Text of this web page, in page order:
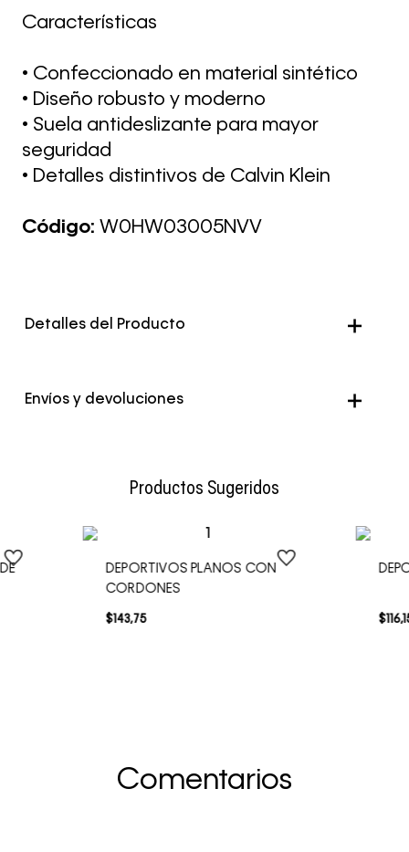
Características
• Confeccionado en material sintético
• Diseño robusto y moderno
• Suela antideslizante para mayor
seguridad
• Detalles distintivos de Calvin Klein
Código: W0HW03005NVV
Detalles del Producto
Envíos y devoluciones
Productos Sugeridos
DEPORTIVOS PLANOS CON
CORDONES
$143,75 $116,
Comentarios